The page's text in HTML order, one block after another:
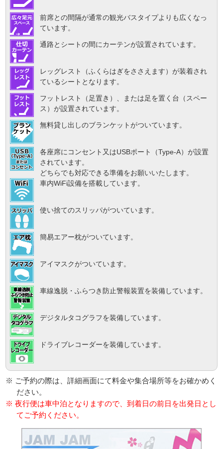
前席との間隔が通常の観光バスタイプよりも広くなっ
ています。
通路とシートの間にカーテンが設置されています。
レッグレスト（ふくらはぎをささえます）が装着され
ているシートとなります。
フットレスト（足置き）、または足を置く台（スペー
ス）が設置されています。
無料貸し出しのブランケットがついています。
各座席にコンセント又はUSBポート（Type-A）が設置
されています。
どちらでも対応できる準備をお願いいたします。
車内WiFi設備を搭載しています。
使い捨てのスリッパがついています。
簡易エアー枕がついています。
アイマスクがついています。
車線逸脱・ふらつき防止警報装置を装備しています。
デジタルタコグラフを装備しています。
ドライブレコーダーを装備しています。
※ ご予約の際は、詳細画面にて料金や集合場所等をお確かめく
ださい。
※ 夜行便は車中泊となりますので、到着日の前日を出発日とし
てご予約ください。